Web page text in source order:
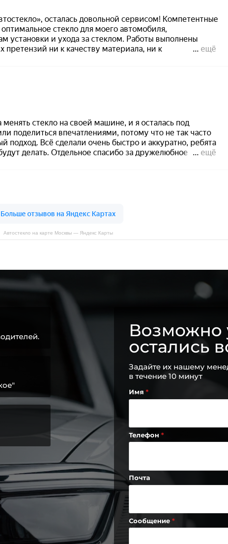
Автостекло на карте Москвы — Яндекс Карты
Возможно
остались
Задайте их нашему
в течение 10 минут
Имя
Телефон
Почта
Сообщение